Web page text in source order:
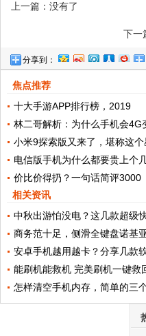
上一篇：没有了
下一
分享到：
焦点推荐
十大手游APP排行榜，2019
林二哥解析：为什么手机会4G
小米9探索版又来了，堪称这个
电信版手机为什么都要贵上个
价比价得扔？一句话简评3000
相关资讯
中秋出游怕没电？这几款超级
商务范十足，侧滑全键盘诺基
安卓手机越用越卡？分享几款
能刷机能救机 完美刷机一键救
怎样清空手机内存，简单的三